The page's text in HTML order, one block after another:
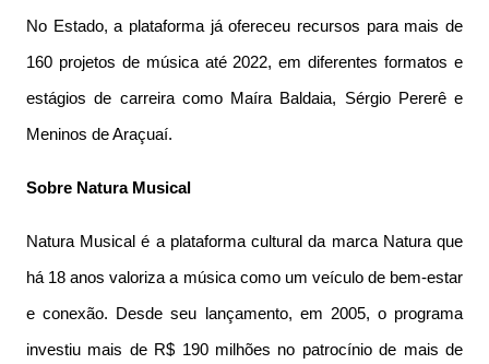
No Estado, a plataforma já ofereceu recursos para mais de
160 projetos de música até 2022, em diferentes formatos e
estágios de carreira como Maíra Baldaia, Sérgio Pererê e
Meninos de Araçuaí.
Sobre Natura Musical
Natura Musical é a plataforma cultural da marca Natura que
há 18 anos valoriza a música como um veículo de bem-estar
e conexão. Desde seu lançamento, em 2005, o programa
investiu mais de R$ 190 milhões no patrocínio de mais de